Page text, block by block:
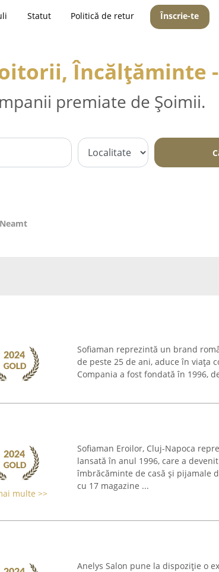
Statut Politică de retur Înscrie-te
Încălțăminte
premiate de Șoimii.
Sofiaman reprezintă un brand
de peste 25 de ani, aduce în viața
Compania a fost fondată în 1996,
multe >>
Sofiaman Eroilor, Cluj-Napoca
lansată în anul 1996, care a
îmbrăcăminte de casă și pijamale
cu 17 magazine ...
Anelys Salon pune la dispoziție o